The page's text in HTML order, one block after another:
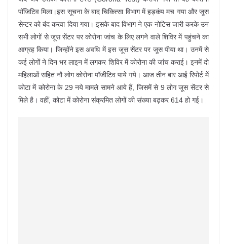
पॉजिटिव मिला।इस सूचना के बाद चिकित्सा विभाग में हड़कंप मच गया और जूस
सेन्टर को बंद करवा दिया गया। इसके बाद विभाग ने एक नोटिस जारी करके उन
सभी लोगों से जूस सेंटर पर कोरोना जांच के लिए लगने वाले शिविर में पहुंचने का
आग्रह किया। जिन्होंने इस अवधि में इस जूस सेंटर पर जूस पीया था। उनमें से
कई लोगों ने दिन भर लाइन में लगकर शिविर में कोरोना की जांच कराई। इनमें दो
महिलाओं सहित नौ लोग कोरोना पॉजीटिव पाये गये। आज तीन बार आई रिपोर्ट में
कोटा में कोरोना के 29 नये मामले सामने आये हैं, जिसमें से 9 लोग जूस सेंटर से
मिले है। वहीं, कोटा में कोरोना संक्रमित लोगों की संख्या बढ़कर 614 हो गई।